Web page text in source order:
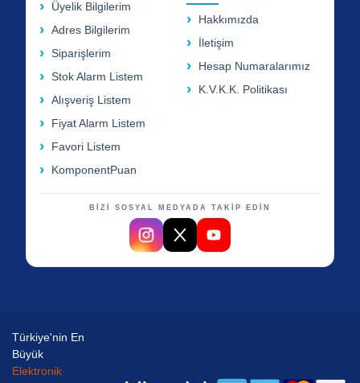
Üyelik Bilgilerim
Adres Bilgilerim
Siparişlerim
Stok Alarm Listem
Alışveriş Listem
Fiyat Alarm Listem
Favori Listem
KomponentPuan
Hakkımızda
İletişim
Hesap Numaralarımız
K.V.K.K. Politikası
BİZİ SOSYAL MEDYADA TAKİP EDİN
Türkiye'nin En
Büyük
Elektronik